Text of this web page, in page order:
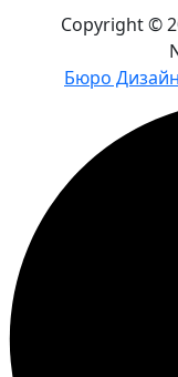
Copyright ©
Бюро